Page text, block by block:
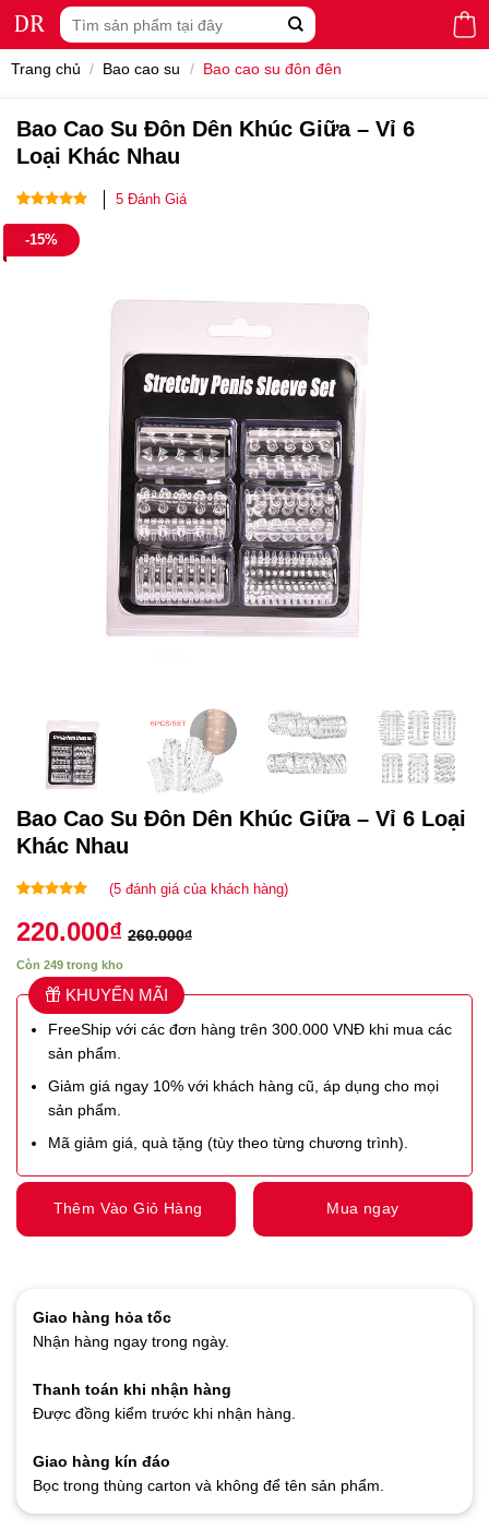
Tìm
kiếm:
Trang chủ / Bao cao su / Bao cao su đôn đên
Bao Cao Su Đôn Dên Khúc Giữa – Vỉ 6
Loại Khác Nhau
5.00trên 5
dựa trên
5
đánh giá
5Đánh Giá
-15%
Bao Cao Su Đôn Dên Khúc Giữa – Vỉ 6 Loại
Khác Nhau
dựa trên
(5đánh giá của khách hàng)
220.000₫ 260.000₫
Còn 249 trong kho
KHUYẾN MÃI
FreeShip với các đơn hàng trên 300.000 VNĐ khi mua các
sản phẩm.
Giảm giá ngay 10% với khách hàng cũ, áp dụng cho mọi
sản phẩm.
Mã giảm giá, quà tặng (tùy theo từng chương trình).
Thêm Vào Giỏ Hàng Mua ngay
Giao hàng hỏa tốc
Nhận hàng ngay trong ngày.
Thanh toán khi nhận hàng
Được đồng kiểm trước khi nhận hàng.
Giao hàng kín đáo
Bọc trong thùng carton và không để tên sản phẩm.